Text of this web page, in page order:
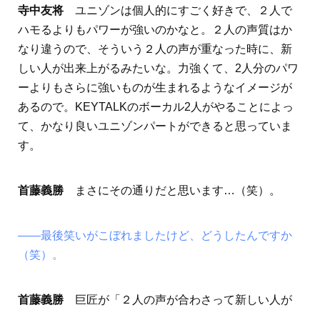
寺中友将 ユニゾンは個人的にすごく好きで、２人で
ハモるよりもパワーが強いのかなと。２人の声質はか
なり違うので、そういう２人の声が重なった時に、新
しい人が出来上がるみたいな。力強くて、2人分のパワ
ーよりもさらに強いものが生まれるようなイメージが
あるので。KEYTALKのボーカル2人がやることによっ
て、かなり良いユニゾンパートができると思っていま
す。
首藤義勝 まさにその通りだと思います…（笑）。
――最後笑いがこぼれましたけど、どうしたんですか
（笑）。
首藤義勝
巨匠が「２人の声が合わさって新しい人が